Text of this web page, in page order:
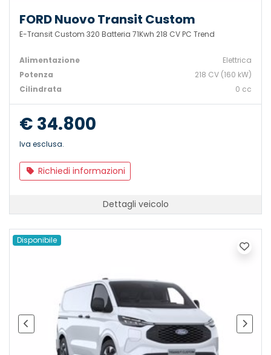
FORD Nuovo Transit Custom
E-Transit Custom 320 Batteria 71Kwh 218 CV PC Trend
Alimentazione
Elettrica
Potenza
218 CV (160 kW)
Cilindrata
0 cc
€ 34.800
Iva esclusa.
Richiedi informazioni
Dettagli veicolo
Disponibile